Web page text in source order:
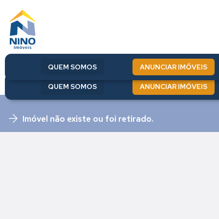
QUEM SOMOS ANUNCIAR IMÓVEIS
QUEM SOMOS ANUNCIAR IMÓVEIS
Imóvel não existe ou foi retirado.